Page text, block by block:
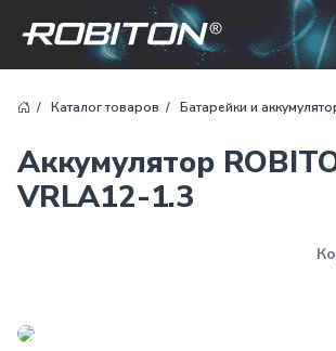
Каталог товаров Батарейки и
Аккумулятор
VRLA12-1.3